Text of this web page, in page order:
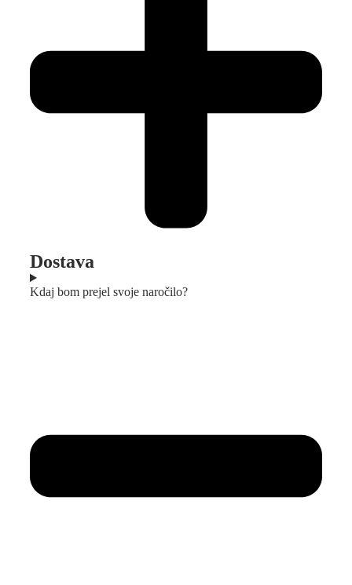
Dostava
Kdaj bom prejel svoje naročilo?